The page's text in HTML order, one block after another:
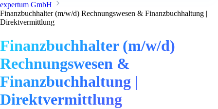
expertum GmbH
Finanzbuchhalter (m/w/d) Rechnungswesen & Finanzbuchhaltung |
Direktvermittlung
Finanzbuchhalter (m/w/d)
Rechnungswesen &
Finanzbuchhaltung |
Direktvermittlung